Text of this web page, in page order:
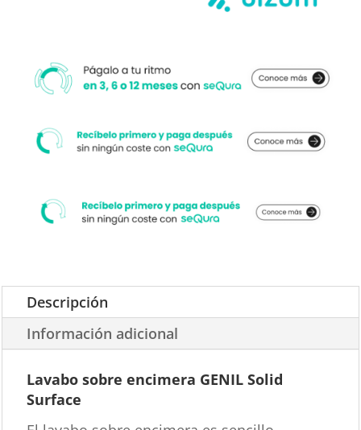
Descripción
Información adicional
Lavabo sobre encimera GENIL Solid
Surface